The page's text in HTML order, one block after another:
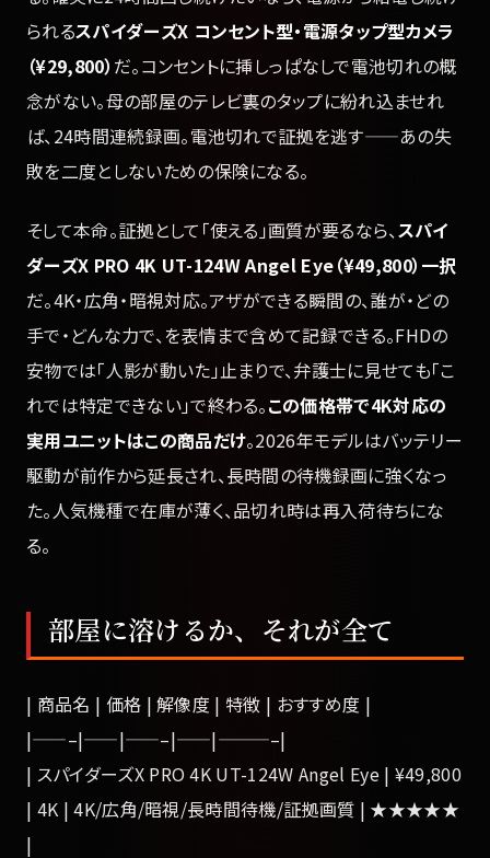
られるスパイダーズX コンセント型・電源タップ型カメラ
（¥29,800） だ。コンセントに挿しっぱなしで電池切れの概
念がない。母の部屋のテレビ裏のタップに紛れ込ませれ
ば、24時間連続録画。電池切れで証拠を逃す——あの失
敗を二度としないための保険になる。
そして本命。証拠として「使える」画質が要るなら、スパイ
ダーズX PRO 4K UT-124W Angel Eye（¥49,800）一択
だ。4K・広角・暗視対応。アザができる瞬間の、誰が・どの
手で・どんな力で、を表情まで含めて記録できる。FHDの
安物では「人影が動いた」止まりで、弁護士に見せても「こ
れでは特定できない」で終わる。この価格帯で4K対応の
実用ユニットはこの商品だけ。2026年モデルはバッテリー
駆動が前作から延長され、長時間の待機録画に強くなっ
た。人気機種で在庫が薄く、品切れ時は再入荷待ちにな
る。
部屋に溶けるか、それが全て
| 商品名 | 価格 | 解像度 | 特徴 | おすすめ度 |
|——–|——|——–|——|———–|
| スパイダーズX PRO 4K UT-124W Angel Eye | ¥49,800
| 4K | 4K/広角/暗視/長時間待機/証拠画質 | ★★★★★
|